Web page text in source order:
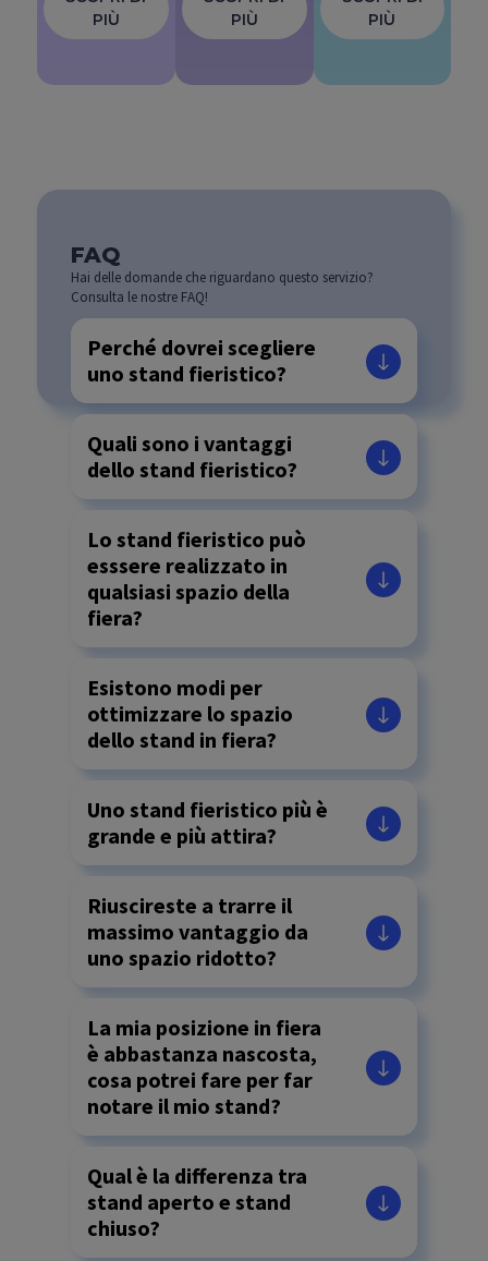
PIÙ
PIÙ
PIÙ
FAQ
Hai delle domande che riguardano questo servizio?
Consulta le nostre FAQ!
Perché dovrei scegliere
uno stand fieristico?
Quali sono i vantaggi
dello stand fieristico?
Lo stand fieristico può
esssere realizzato in
qualsiasi spazio della
fiera?
Esistono modi per
ottimizzare lo spazio
dello stand in fiera?
Uno stand fieristico più è
grande e più attira?
Riuscireste a trarre il
massimo vantaggio da
uno spazio ridotto?
La mia posizione in fiera
è abbastanza nascosta,
cosa potrei fare per far
notare il mio stand?
Qual è la differenza tra
stand aperto e stand
chiuso?